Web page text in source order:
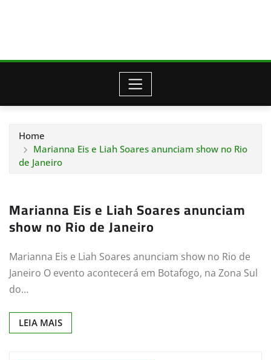
Home
Marianna Eis e Liah Soares anunciam show no Rio
de Janeiro
Marianna Eis e Liah Soares anunciam
show no Rio de Janeiro
Marianna Eis e Liah Soares anunciam show no Rio de
Janeiro O evento acontecerá em Botafogo, na Zona Sul
do…
LEIA MAIS